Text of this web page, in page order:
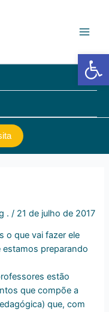
./ 21 de julho de 2017
o que vai fazer ele
estamos preparando
estão
que compõe a
que, com
Barra de